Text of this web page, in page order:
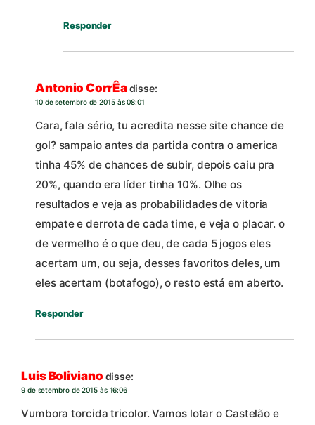
Responder
Antonio CorrÊadisse:
10 de setembro de 2015 às 08:01
Cara, fala sério, tu acredita nesse site chance de
gol? sampaio antes da partida contra o america
tinha 45% de chances de subir, depois caiu pra
20%, quando era líder tinha 10%. Olhe os
resultados e veja as probabilidades de vitoria
empate e derrota de cada time, e veja o placar. o
de vermelho é o que deu, de cada 5 jogos eles
acertam um, ou seja, desses favoritos deles, um
eles acertam (botafogo), o resto está em aberto.
Responder
Luis Boliviano disse:
9 de setembro de 2015 às 16:06
Vumbora torcida tricolor. Vamos lotar o Castelão e